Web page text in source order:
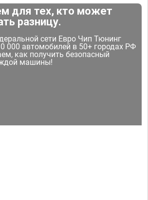
для тех, кто может
разницу.
сети Евро Чип Тюнинг
000 автомобилей в 50+ городах РФ
как получить безопасный
машины!